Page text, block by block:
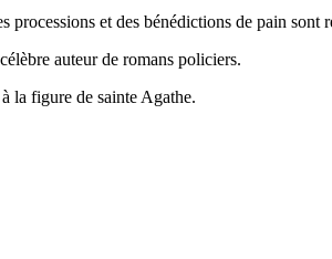
et des bénédictions de pain sont
auteur de romans policiers.
la figure de sainte Agathe.